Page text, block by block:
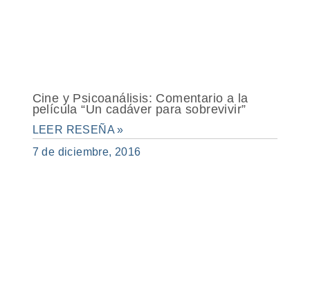
Cine y Psicoanálisis: Comentario a la
película “Un cadáver para sobrevivir”
LEER RESEÑA »
7 de diciembre, 2016